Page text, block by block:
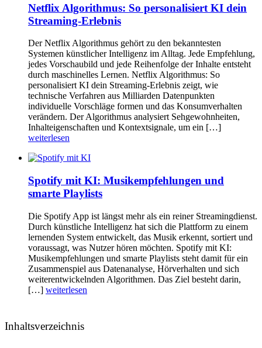
Netflix Algorithmus: So personalisiert KI dein
Streaming-Erlebnis
Der Netflix Algorithmus gehört zu den bekanntesten
Systemen künstlicher Intelligenz im Alltag. Jede Empfehlung,
jedes Vorschaubild und jede Reihenfolge der Inhalte entsteht
durch maschinelles Lernen. Netflix Algorithmus: So
personalisiert KI dein Streaming-Erlebnis zeigt, wie
technische Verfahren aus Milliarden Datenpunkten
individuelle Vorschläge formen und das Konsumverhalten
verändern. Der Algorithmus analysiert Sehgewohnheiten,
Inhalteigenschaften und Kontextsignale, um ein […]
weiterlesen
Spotify mit KI: Musikempfehlungen und
smarte Playlists
Die Spotify App ist längst mehr als ein reiner Streamingdienst.
Durch künstliche Intelligenz hat sich die Plattform zu einem
lernenden System entwickelt, das Musik erkennt, sortiert und
voraussagt, was Nutzer hören möchten. Spotify mit KI:
Musikempfehlungen und smarte Playlists steht damit für ein
Zusammenspiel aus Datenanalyse, Hörverhalten und sich
weiterentwickelnden Algorithmen. Das Ziel besteht darin,
[…] weiterlesen
Inhaltsverzeichnis